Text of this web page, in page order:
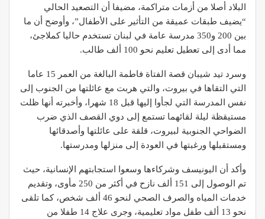
البلاد أصلا من أزمات متراكمة، مضيفا أن التصعيد الحالي
“يضيف طبقات عميقة من التأثير على الأطفال”، وأوضح أن ما
بين 200 و350 مدرسة عامة في لبنان تستخدم حاليا كملاجئ،
مما أدى إلى تعطيل تعليم نحو 100 ألف طالب.
وسرد تيد شيبان قصة الفتاة فاطمة البالغة من العمر 15 عاما
التي التقاها في بيروت، والتي هربت مع عائلتها من الجنوب إلى
نفس المدرسة التي لجأوا إليها قبل 18 شهرا، وأخبرته أنها ظلت
مستيقظة ليلة لقائهما تستمع إلى دوي القصف الذي ضرب
الضواحي الجنوبية لبيروت، قلقة على عائلتها وأصدقائها
ومستقبلها ورغبتها في العودة إلى منزلها ومدرستها.
وأكد أن اليونيسف وشركاءها وسعوا استجابتهم الإنسانية، حيث
تم الوصول إلى 151 ألف نازح في أكثر من 250 مأوى، وتقديم
خدمات المياه والصرف الصحي لنحو 46 ألف شخص، كما تلقى
نحو 13 ألف طفل مواد تعليمية، وجرى علاج 14 طفلا من